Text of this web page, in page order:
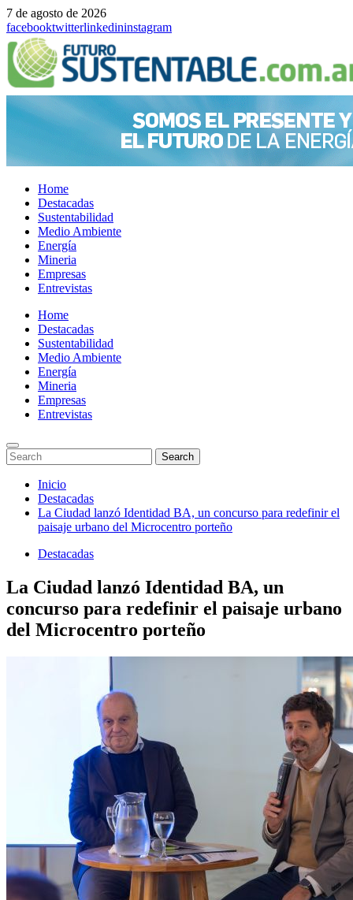
7 de agosto de 2026
facebooktwitterlinkedininstagram
Home
Destacadas
Sustentabilidad
Medio Ambiente
Energía
Mineria
Empresas
Entrevistas
Menu
Home
Destacadas
Sustentabilidad
Medio Ambiente
Energía
Mineria
Empresas
Entrevistas
Enter
Keyword
Search
for:
Search
Search
Saltar
contenido
Inicio
Destacadas
La Ciudad lanzó Identidad BA, un concurso para redefinir el
paisaje urbano del Microcentro porteño
Destacadas
La Ciudad lanzó Identidad BA, un
concurso para redefinir el paisaje urbano
del Microcentro porteño